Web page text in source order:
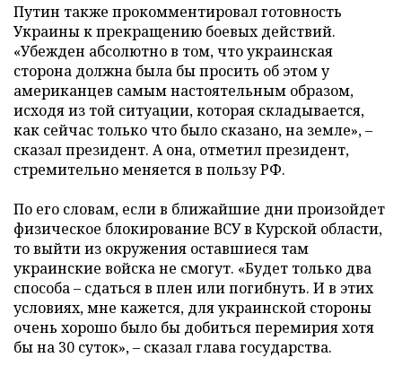
Путин также прокомментировал готовность
Украины к прекращению боевых действий.
«Убежден абсолютно в том, что украинская
сторона должна была бы просить об этом у
американцев самым настоятельным образом,
исходя из той ситуации, которая складывается,
как сейчас только что было сказано, на земле», –
сказал президент. А она, отметил президент,
стремительно меняется в пользу РФ.
По его словам, если в ближайшие дни произойдет
физическое блокирование ВСУ в Курской области,
то выйти из окружения оставшиеся там
украинские войска не смогут. «Будет только два
способа – сдаться в плен или погибнуть. И в этих
условиях, мне кажется, для украинской стороны
очень хорошо было бы добиться перемирия хотя
бы на 30 суток», – сказал глава государства.